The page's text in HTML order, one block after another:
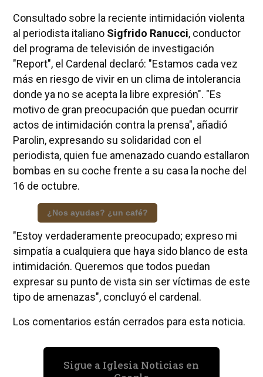
Consultado sobre la reciente intimidación violenta
al periodista italiano Sigfrido Ranucci, conductor
del programa de televisión de investigación
"Report", el Cardenal declaró: "Estamos cada vez
más en riesgo de vivir en un clima de intolerancia
donde ya no se acepta la libre expresión". "Es
motivo de gran preocupación que puedan ocurrir
actos de intimidación contra la prensa", añadió
Parolin, expresando su solidaridad con el
periodista, quien fue amenazado cuando estallaron
bombas en su coche frente a su casa la noche del
16 de octubre.
¿Nos ayudas? ¿un café?
"Estoy verdaderamente preocupado; expreso mi
simpatía a cualquiera que haya sido blanco de esta
intimidación. Queremos que todos puedan
expresar su punto de vista sin ser víctimas de este
tipo de amenazas", concluyó el cardenal.
Los comentarios están cerrados para esta noticia.
Sigue a Iglesia Noticias en